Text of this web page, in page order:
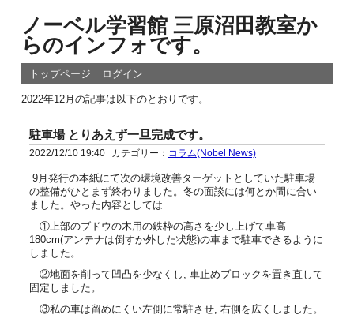
ノーベル学習館 三原沼田教室か
らのインフォです。
トップページ ログイン
2022年12月の記事は以下のとおりです。
駐車場 とりあえず一旦完成です。
2022/12/10 19:40 カテゴリー： コラム(Nobel News)
9月発行の本紙にて次の環境改善ターゲットとしていた駐車場
の整備がひとまず終わりました。冬の面談には何とか間に合い
ました。やった内容としては…
①上部のブドウの木用の鉄枠の高さを少し上げて車高
180cm(アンテナは倒すか外した状態)の車まで駐車できるように
しました。
②地面を削って凹凸を少なくし, 車止めブロックを置き直して
固定しました。
③私の車は留めにくい左側に常駐させ, 右側を広くしました。